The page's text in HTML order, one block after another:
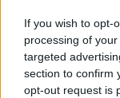
If you wish to opt-
processing of
targeted
section to confirm
opt-out request is
Η
Τμήματος